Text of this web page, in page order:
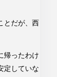
とだが、西
帰ったわけ
定していな